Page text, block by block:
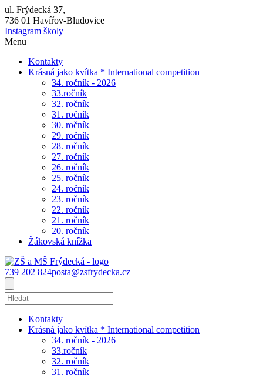
ul. Frýdecká 37,
736 01 Havířov-Bludovice
Instagram školy
Menu
Kontakty
Krásná jako kvítka * International competition
34. ročník - 2026
33.ročník
32. ročník
31. ročník
30. ročník
29. ročník
28. ročník
27. ročník
26. ročník
25. ročník
24. ročník
23. ročník
22. ročník
21. ročník
20. ročník
Žákovská knížka
739 202 824posta@zsfrydecka.cz
Kontakty
Krásná jako kvítka * International competition
34. ročník - 2026
33.ročník
32. ročník
31. ročník